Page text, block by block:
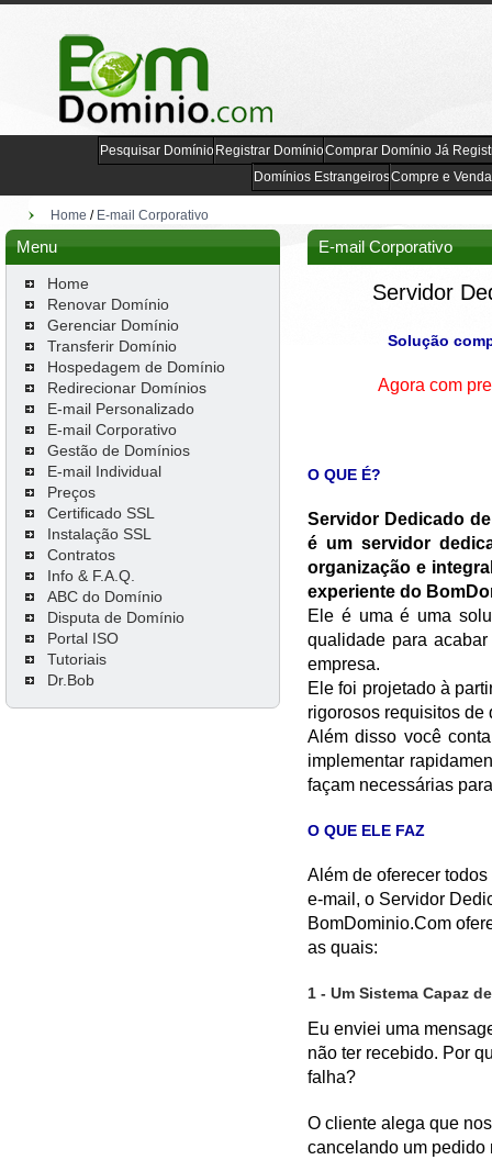
Pesquisar Domínio Registrar DomínioComprar Domínio Já
Domínios EstrangeirosCompre e
Home / E-mail Corporativo
Menu
Home
Renovar Domínio
Gerenciar Domínio
Transferir Domínio
Hospedagem de Domínio
Redirecionar Domínios
E-mail Personalizado
E-mail Corporativo
Gestão de Domínios
E-mail Individual
Preços
Certificado SSL
Instalação SSL
Contratos
Info & F.A.Q.
ABC do Domínio
Disputa de Domínio
Portal ISO
Tutoriais
Dr.Bob
E-mail Corporativo
Servidor
Solução
Agora com
O QUE É?
Servidor Dedicado
é um servidor
organização e
experiente do
Ele é uma é uma
qualidade para
empresa.
Ele foi projetado à
rigorosos requisitos de
Além disso você
implementar
façam necessárias
O QUE ELE FAZ
Além de oferecer
e-mail, o Servidor
BomDominio.Com
as quais:
1 - Um Sistema Capaz
Eu enviei uma
não ter recebido. Por
falha?
O cliente alega que
cancelando um pedido